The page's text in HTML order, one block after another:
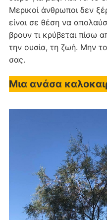
Μερικοί άνθρωποι δεν
είναι σε θέση να
βρουν τι κρύβεται πίσω
την ουσία, τη ζωή. Μην
σας.
Μια ανάσα